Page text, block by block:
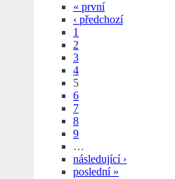
« první
‹ předchozí
1
2
3
4
5
6
7
8
9
…
následující ›
poslední »